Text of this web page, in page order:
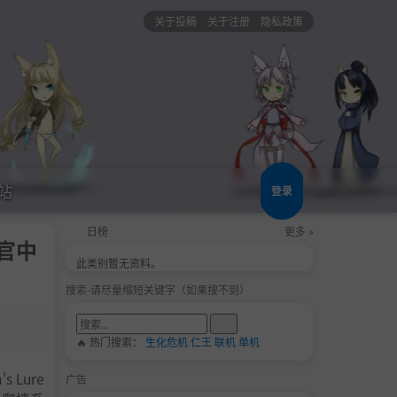
关于投稿 关于注册 隐私政策
登录
中
Lure
日榜 更多 »
此类别暂无资料。
搜索-请尽量缩短关键字（如果搜不到）
🔥 热门搜索： 生化危机仁王 联机单机
广告